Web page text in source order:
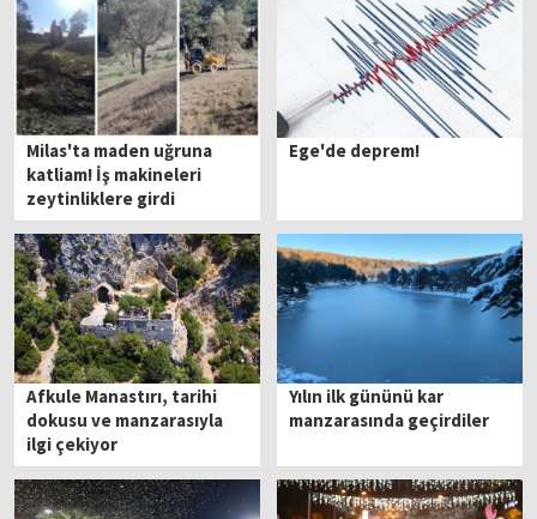
Milas'ta maden uğruna
katliam! İş makineleri
zeytinliklere girdi
Ege'de deprem!
Afkule Manastırı, tarihi
dokusu ve manzarasıyla
ilgi çekiyor
Yılın ilk gününü kar
manzarasında geçirdiler